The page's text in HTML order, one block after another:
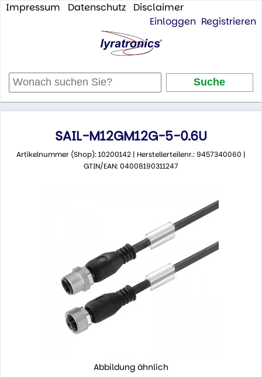
Impressum Datenschutz
Disclaimer
Einloggen Registrieren
SAIL-M12GM12G-5-0.6U
Artikelnummer (Shop): 10200142 | Herstellerteilenr.: 9457340060 |
GTIN/EAN: 04008190311247
Abbildung ähnlich